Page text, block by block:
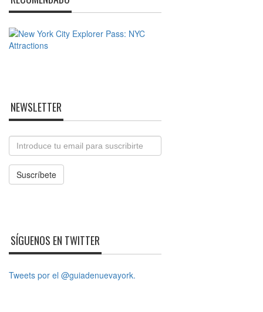
NEWSLETTER
Email
Suscríbete
SÍGUENOS EN TWITTER
Tweets por el @guiadenuevayork.